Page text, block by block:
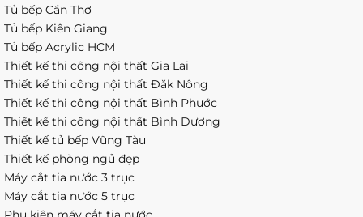
Tủ bếp Cần Thơ
Tủ bếp Kiên Giang
Tủ bếp Acrylic HCM
Thiết kế thi công nội thất Gia Lai
Thiết kế thi công nội thất Đăk Nông
Thiết kế thi công nội thất Bình Phước
Thiết kế thi công nội thất Bình Dương
Thiết kế tủ bếp Vũng Tàu
Thiết kế phòng ngủ đẹp
Máy cắt tia nước 3 trục
Máy cắt tia nước 5 trục